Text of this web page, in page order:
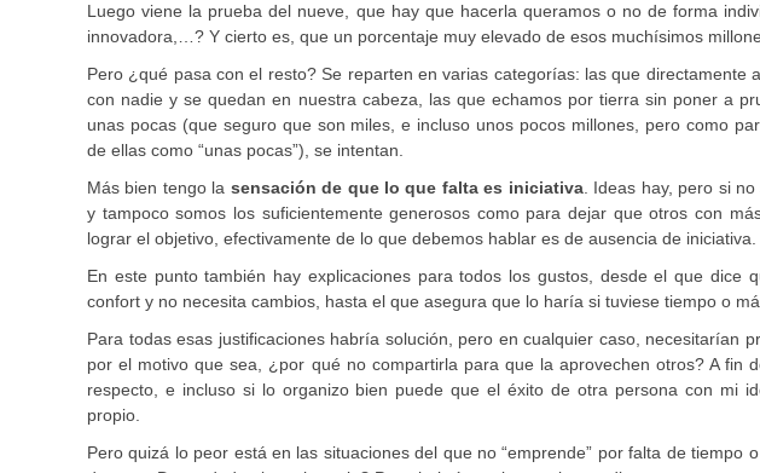
Luego viene la prueba del nueve, que hay que hacerla queramos o no de forma
innovadora,…? Y cierto es, que un porcentaje muy elevado de esos muchísimos
Pero ¿qué pasa con el resto? Se reparten en varias categorías: las que directamente
con nadie y se quedan en nuestra cabeza, las que echamos por tierra sin poner a
unas pocas (que seguro que son miles, e incluso unos pocos millones, pero como
de ellas como “unas pocas”), se intentan.
Más bien tengo la sensación de que lo que falta es iniciativa. Ideas hay, pero si
y tampoco somos los suficientemente generosos como para dejar que otros con
lograr el objetivo, efectivamente de lo que debemos hablar es de ausencia de iniciativa.
En este punto también hay explicaciones para todos los gustos, desde el que dice
confort y no necesita cambios, hasta el que asegura que lo haría si tuviese tiempo o
Para todas esas justificaciones habría solución, pero en cualquier caso, necesitarían
por el motivo que sea, ¿por qué no compartirla para que la aprovechen otros? A fin
respecto, e incluso si lo organizo bien puede que el éxito de otra persona con mi
propio.
Pero quizá lo peor está en las situaciones del que no “emprende” por falta de tiempo